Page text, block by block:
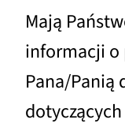
Mają
informacji o
Pana/Panią